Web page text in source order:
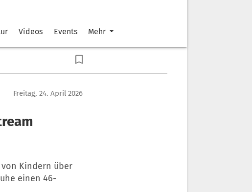
Videos Events Mehr
Freitag, 24. April 2026
von Kindern über
einen 46-